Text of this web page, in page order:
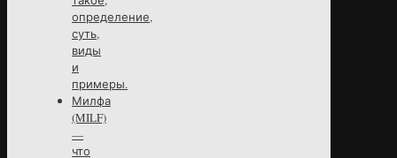
определение,
суть,
виды
и
примеры.
Милфа
(MILF)
—
что